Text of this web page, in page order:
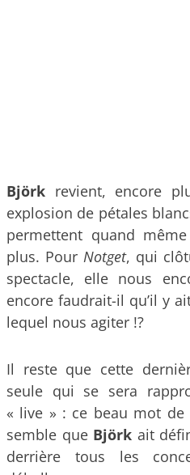
Björk revient, encore
explosion de pétales
permettent quand
plus. Pour Notget, qui
spectacle, elle nous
encore faudrait-il qu’il y
lequel nous agiter !?
Il reste que cette
seule qui se sera
« live » : ce beau mot
semble que Björk ait
derrière tous les